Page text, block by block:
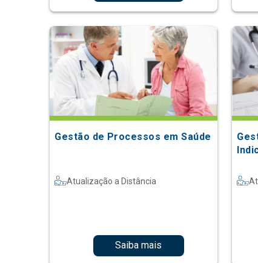
Gestão de Processos em Saúde
Atualização a Distância
Saiba mais